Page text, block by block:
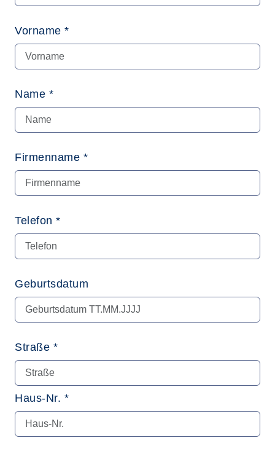
Vorname *
Name *
Firmenname *
Telefon *
Geburtsdatum
Straße *
Haus-Nr. *